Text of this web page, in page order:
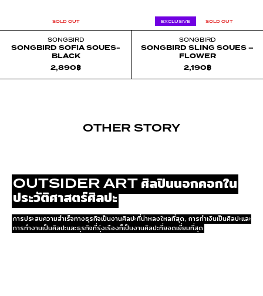
SOLD OUT
SONGBIRD
SONGBIRD SOFIA SOUES-
BLACK
2,890฿
EXCLUSIVE SOLD OUT
SONGBIRD
SONGBIRD SLING SOUES –
FLOWER
2,190฿
OTHER STORY
OUTSIDER ART ศิลปินนอกคอกใน
ประวัติศาสตร์ศิลปะ
การประสบความสำเร็จทางธุรกิจเป็นงานศิลปะที่น่าหลงใหลที่สุด, การทำเงินเป็นศิลปะและ
การทำงานเป็นศิลปะและธุรกิจที่รุ่งเรืองก็เป็นงานศิลปะที่ยอดเยี่ยมที่สุด